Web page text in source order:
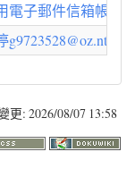
電子郵件信箱帳號
更: 2026/08/07 13:58